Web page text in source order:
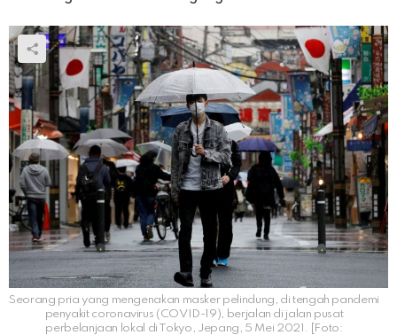
Seorang pria yang mengenakan masker pelindung, di tengah pandemi
penyakit coronavirus (COVID-19), berjalan di jalan pusat
perbelanjaan lokal di Tokyo, Jepang, 5 Mei 2021. [Foto: